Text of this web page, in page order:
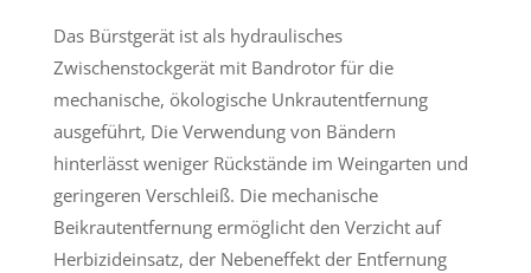
Das Bürstgerät ist als hydraulisches
Zwischenstockgerät mit Bandrotor für die
mechanische, ökologische Unkrautentfernung
ausgeführt, Die Verwendung von Bändern
hinterlässt weniger Rückstände im Weingarten und
geringeren Verschleiß. Die mechanische
Beikrautentfernung ermöglicht den Verzicht auf
Herbizideinsatz, der Nebeneffekt der Entfernung